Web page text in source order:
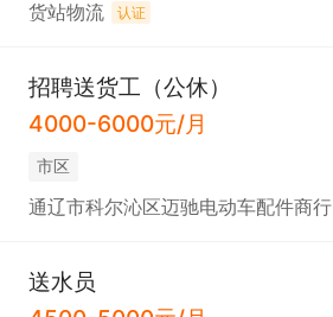
货站物流 认证
招聘送货工（公休）
4000-6000元/月
市区
通辽市科尔沁区迈驰电动车配件商行
送水员